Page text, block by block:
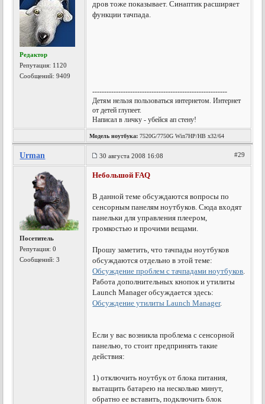
Редактор
Репутация: 1120
Сообщений: 9409
дров тоже показывает. Синаптик расширяет
функции тачпада.
---------------------------------------------------------
Детям нельзя пользоваться интернетом. Интернет
от детей глупеет.
Написал в личку - убейся ап стену!
Модель ноутбука: 7520G/7750G Win7HP/HB x32/64
Urman 30 августа 2008 16:08 #29
Посетитель
Репутация:0
Сообщений: 3
Небольшой FAQ
В данной теме обсуждаются вопросы по
сенсорным панелям ноутбуков. Сюда входят
панельки для управления плеером,
громкостью и прочими вещами.
Прошу заметить, что тачпады ноутбуков
обсуждаются отдельно в этой теме:
Обсуждение проблем с тачпадами ноутбуков.
Работа дополнительных кнопок и утилиты
Launch Manager обсуждается здесь:
Обсуждение утилиты Launch Manager.
Если у вас возникла проблема с сенсорной
панелью, то стоит предпринять такие
действия:
1) отключить ноутбук от блока питания,
вытащить батарею на несколько минут,
обратно ее вставить, подключить блок